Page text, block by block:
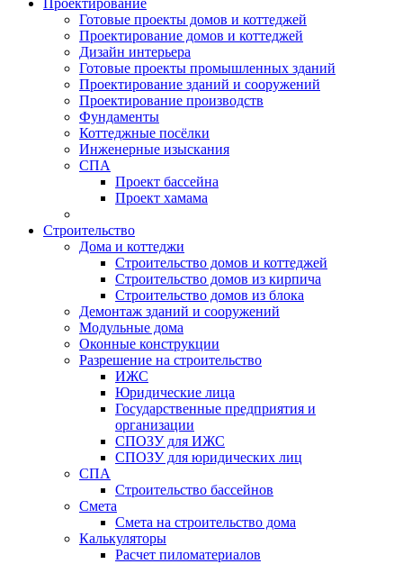
Проектирование
Готовые проекты домов и коттеджей
Проектирование домов и коттеджей
Дизайн интерьера
Готовые проекты промышленных зданий
Проектирование зданий и сооружений
Проектирование производств
Фундаменты
Коттеджные посёлки
Инженерные изыскания
СПА
Проект бассейна
Проект хамама
Строительство
Дома и коттеджи
Строительство домов и коттеджей
Строительство домов из кирпича
Строительство домов из блока
Демонтаж зданий и сооружений
Модульные дома
Оконные конструкции
Разрешение на строительство
ИЖС
Юридические лица
Государственные предприятия и
организации
СПОЗУ для ИЖС
СПОЗУ для юридических лиц
СПА
Строительство бассейнов
Смета
Смета на строительство дома
Калькуляторы
Расчет пиломатериалов